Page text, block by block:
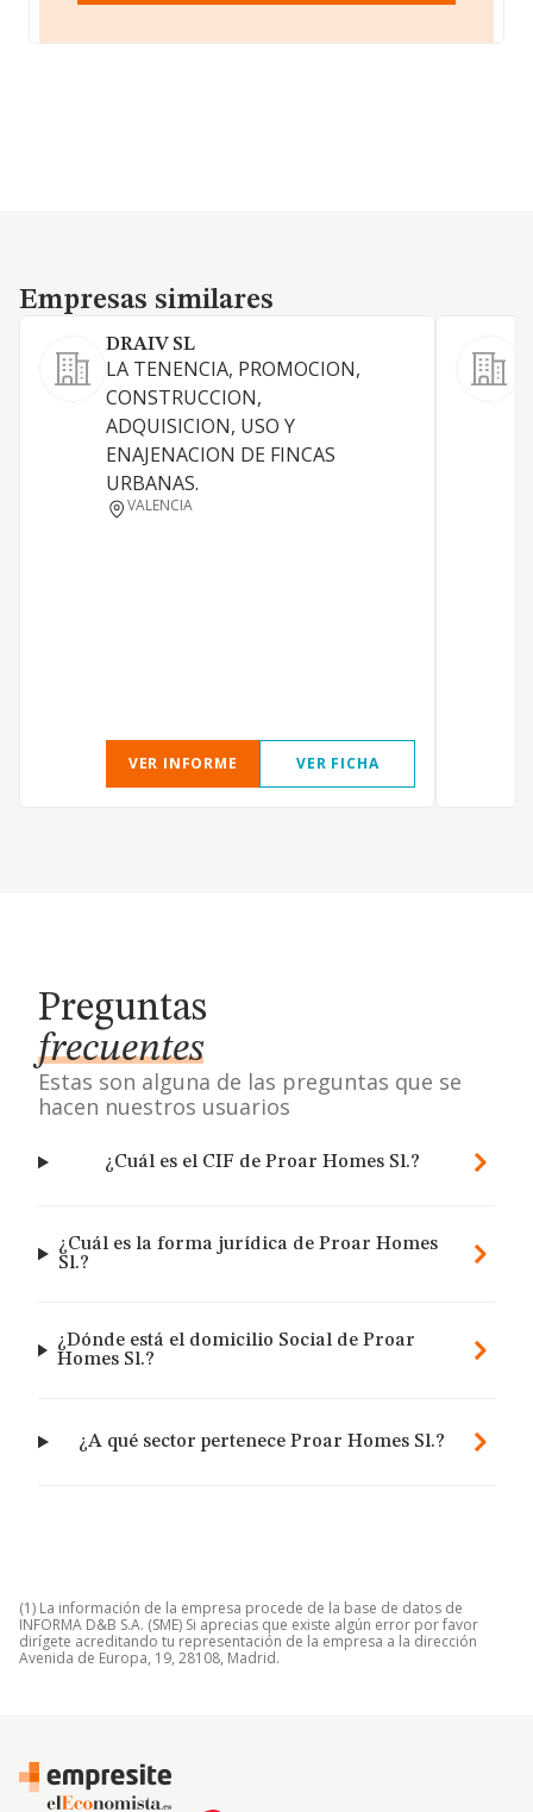
Empresas similares
Empresas similares
DRAIV SL
LA TENENCIA, PROMOCION,
CONSTRUCCION,
ADQUISICION, USO Y
ENAJENACION DE FINCAS
URBANAS.
VALENCIA
VER INFORME VER FICHA
Preguntas
frecuentes
Estas son alguna de las preguntas que se
hacen nuestros usuarios
¿Cuál es el CIF de Proar Homes Sl.?
¿Cuál es la forma jurídica de Proar Homes
Sl.?
¿Dónde está el domicilio Social de Proar
Homes Sl.?
¿A qué sector pertenece Proar Homes Sl.?
(1) La información de la empresa procede de la base de datos de
INFORMA D&B S.A. (SME) Si aprecias que existe algún error por favor
dirígete acreditando tu representación de la empresa a la dirección
Avenida de Europa, 19, 28108, Madrid.